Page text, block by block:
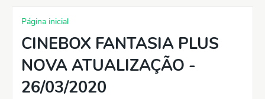
Página inicial
CINEBOX FANTASIA PLUS
NOVA ATUALIZAÇÃO -
26/03/2020